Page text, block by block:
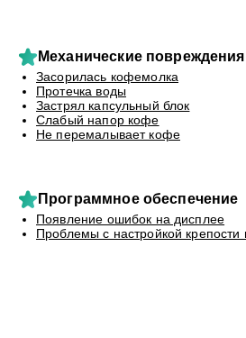
Механические повреждения
Засорилась кофемолка
Протечка воды
Застрял капсульный блок
Слабый напор кофе
Не перемалывает кофе
Программное обеспечение
Появление ошибок на дисплее
Проблемы с настройкой крепости